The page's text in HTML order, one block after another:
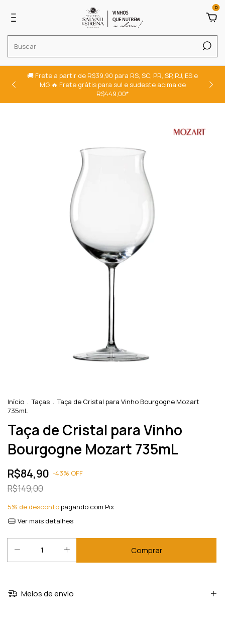
0
🚚 Frete a partir de R$39,90 para RS, SC, PR, SP, RJ, ES e
MG 🔥 Frete grátis para sul e sudeste acima de
R$449,00*
Início . Taças . Taça de Cristal para Vinho Bourgogne Mozart
735mL
Taça de Cristal para Vinho
Bourgogne Mozart 735mL
R$84,90 -43% OFF
R$149,00
5% de descontopagando com Pix
Ver mais detalhes
Meios de envio